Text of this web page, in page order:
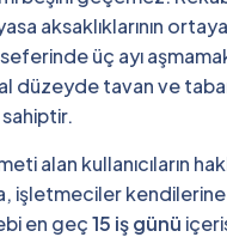
aksaklıklarının ortaya
üç ayı
düzeyde tavan ve
alan kullanıcıların
işletmeciler
en geç15 iş günü